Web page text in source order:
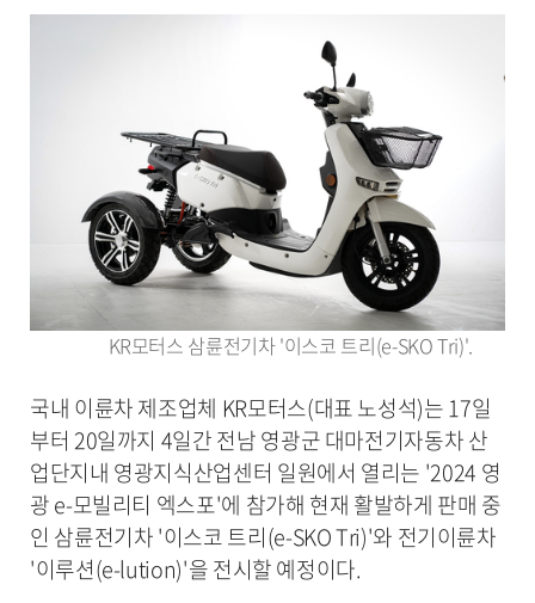
KR모터스 삼륜전기차 '이스코 트리(e-SKO Tri)'.
국내 이륜차 제조업체 KR모터스(대표 노성석)는 17일
부터 20일까지 4일간 전남 영광군 대마전기자동차 산
업단지내 영광지식산업센터 일원에서 열리는 '2024 영
광 e-모빌리티 엑스포'에 참가해 현재 활발하게 판매 중
인 삼륜전기차 '이스코 트리(e-SKO Tri)'와 전기이륜차
'이루션(e-lution)'을 전시할 예정이다.